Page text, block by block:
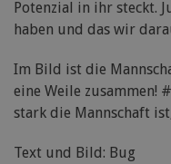
Potenzial in ihr steckt.
haben und das wir
Im Bild ist die
eine Weile zusammen!
stark die Mannschaft
Text und Bild: Bug